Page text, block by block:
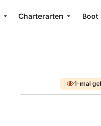
Charterarten Boot
1-mal